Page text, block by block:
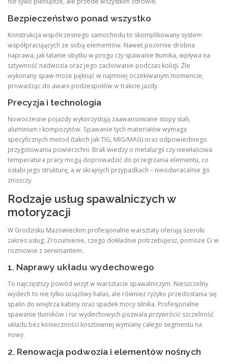
Bezpieczeństwo ponad wszystko
Konstrukcja współczesnego samochodu to skomplikowany system
współpracujących ze sobą elementów. Nawet pozornie drobna
naprawa, jak łatanie ubytku w progu czy spawanie tłumika, wpływa na
sztywność nadwozia oraz jego zachowanie podczas kolizji. Źle
wykonany spaw może pęknąć w najmniej oczekiwanym momencie,
prowadząc do awarii podzespołów w trakcie jazdy.
Precyzja i technologia
Nowoczesne pojazdy wykorzystują zaawansowane stopy stali,
aluminium i kompozytów. Spawanie tych materiałów wymaga
specyficznych metod (takich jak TIG, MIG/MAG) oraz odpowiedniego
przygotowania powierzchni. Brak wiedzy o metalurgii czy niewłaściwa
temperatura pracy mogą doprowadzić do przegrzania elementu, co
osłabi jego strukturę, a w skrajnych przypadkach – nieodwracalnie go
zniszczy.
Rodzaje usług spawalniczych w
motoryzacji
W Grodzisku Mazowieckim profesjonalne warsztaty oferują szeroki
zakres usług. Zrozumienie, czego dokładnie potrzebujesz, pomoże Ci w
rozmowie z serwisantem.
1. Naprawy układu wydechowego
To najczęstszy powód wizyt w warsztacie spawalniczym. Nieszczelny
wydech to nie tylko uciążliwy hałas, ale również ryzyko przedostania się
spalin do wnętrza kabiny oraz spadek mocy silnika. Profesjonalne
spawanie tłumików i rur wydechowych pozwala przywrócić szczelność
układu bez konieczności kosztownej wymiany całego segmentu na
nowy.
2. Renowacja podwozia i elementów nośnych